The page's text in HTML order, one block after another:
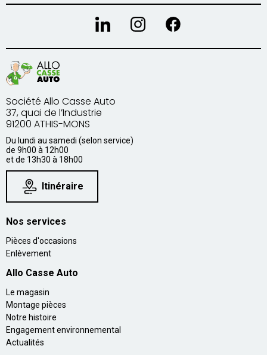
Société Allo Casse Auto
37, quai de l’Industrie
91200 ATHIS-MONS
Du lundi au samedi (selon service)
de 9h00 à 12h00
et de 13h30 à 18h00
Itinéraire
Nos services
Pièces d'occasions
Enlèvement
Allo Casse Auto
Le magasin
Montage pièces
Notre histoire
Engagement environnemental
Actualités